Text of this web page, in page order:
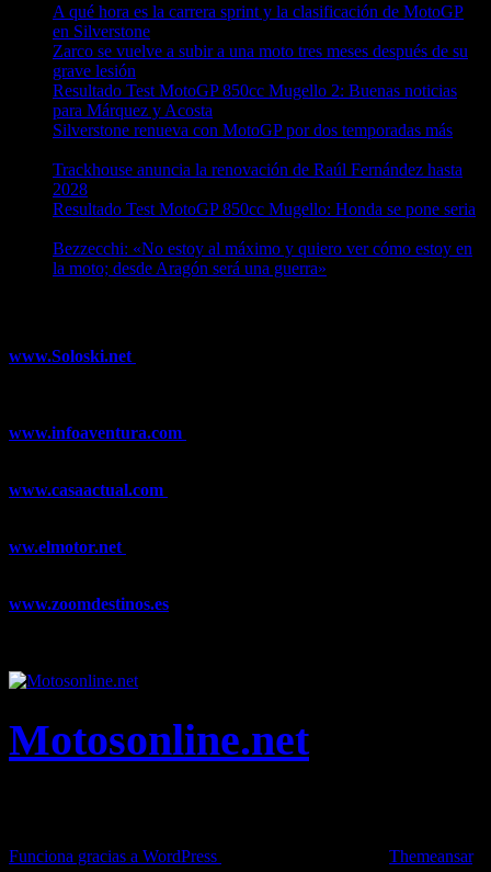
A qué hora es la carrera sprint y la clasificación de MotoGP
en Silverstone
Zarco se vuelve a subir a una moto tres meses después de su
grave lesión
Resultado Test MotoGP 850cc Mugello 2: Buenas noticias
para Márquez y Acosta
Silverstone renueva con MotoGP por dos temporadas más
Trackhouse anuncia la renovación de Raúl Fernández hasta
2028
Resultado Test MotoGP 850cc Mugello: Honda se pone seria
Bezzecchi: «No estoy al máximo y quiero ver cómo estoy en
la moto; desde Aragón será una guerra»
www.Soloski.net
www.infoaventura.com
www.casaactual.com
ww.elmotor.net
www.zoomdestinos.es
Motosonline.net
Funciona gracias a WordPress
Themeansar.